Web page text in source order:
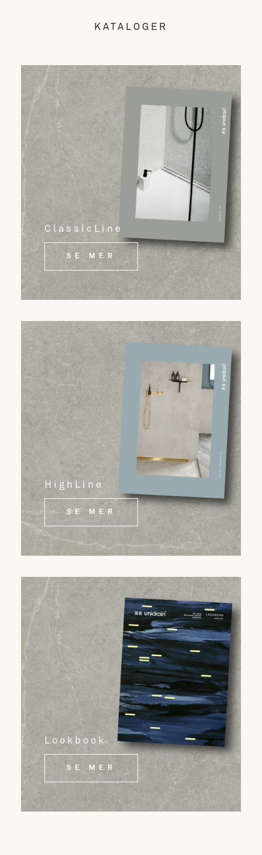
KATALOGER
ClassicLine
SE MER
HighLine
SE MER
Lookbook
SE MER